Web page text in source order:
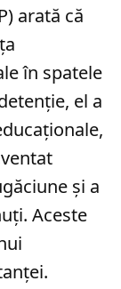
arată că
în spatele
el a
și a
Aceste